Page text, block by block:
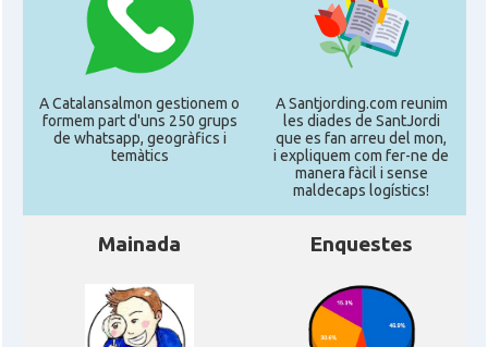
A Catalansalmon gestionem o
formem part d'uns 250 grups
de whatsapp, geogràfics i
temàtics
A Santjording.com reunim
les diades de SantJordi
que es fan arreu del mon,
i expliquem com fer-ne de
manera fàcil i sense
maldecaps logí­stics!
Mainada Enquestes